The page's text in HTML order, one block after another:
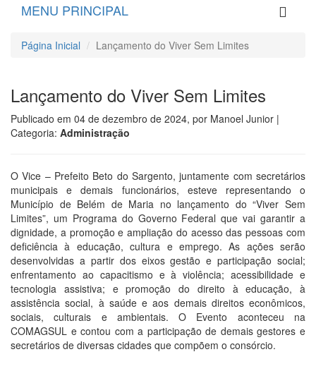
MENU PRINCIPAL
Página Inicial Lançamento do Viver Sem Limites
Lançamento do Viver Sem Limites
Publicado em 04 de dezembro de 2024, por Manoel Junior |
Categoria: Administração
O Vice – Prefeito Beto do Sargento, juntamente com secretários
municipais e demais funcionários, esteve representando o
Município de Belém de Maria no lançamento do “Viver Sem
Limites”, um Programa do Governo Federal que vai garantir a
dignidade, a promoção e ampliação do acesso das pessoas com
deficiência à educação, cultura e emprego. As ações serão
desenvolvidas a partir dos eixos gestão e participação social;
enfrentamento ao capacitismo e à violência; acessibilidade e
tecnologia assistiva; e promoção do direito à educação, à
assistência social, à saúde e aos demais direitos econômicos,
sociais, culturais e ambientais. O Evento aconteceu na
COMAGSUL e contou com a participação de demais gestores e
secretários de diversas cidades que compõem o consórcio.